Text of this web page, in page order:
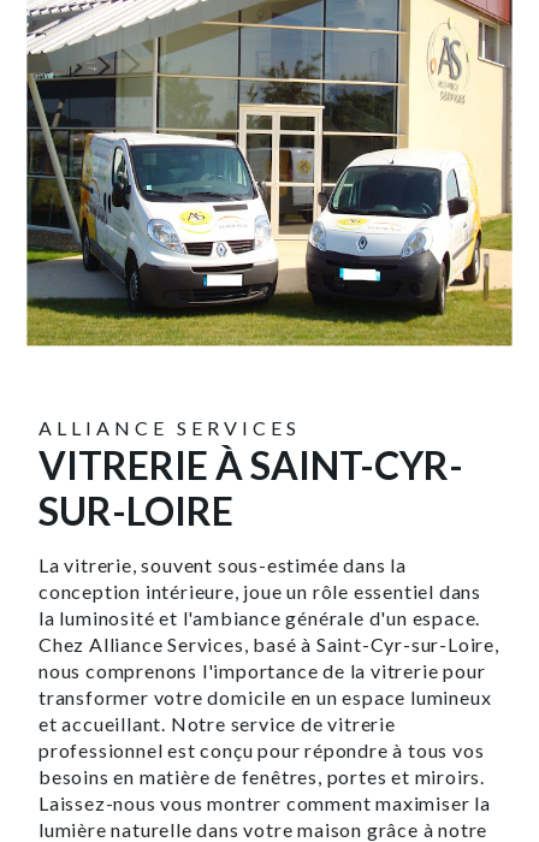
ALLIANCE SERVICES
VITRERIE À SAINT-CYR-
SUR-LOIRE
La vitrerie, souvent sous-estimée dans la
conception intérieure, joue un rôle essentiel dans
la luminosité et l'ambiance générale d'un espace.
Chez Alliance Services, basé à Saint-Cyr-sur-Loire,
nous comprenons l'importance de la vitrerie pour
transformer votre domicile en un espace lumineux
et accueillant. Notre service de vitrerie
professionnel est conçu pour répondre à tous vos
besoins en matière de fenêtres, portes et miroirs.
Laissez-nous vous montrer comment maximiser la
lumière naturelle dans votre maison grâce à notre